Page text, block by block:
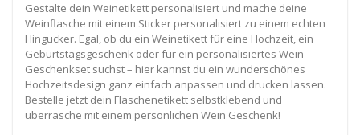
Gestalte dein Weinetikett personalisiert und mache deine
Weinflasche mit einem Sticker personalisiert zu einem echten
Hingucker. Egal, ob du ein Weinetikett für eine Hochzeit, ein
Geburtstagsgeschenk oder für ein personalisiertes Wein
Geschenkset suchst – hier kannst du ein wunderschönes
Hochzeitsdesign ganz einfach anpassen und drucken lassen.
Bestelle jetzt dein Flaschenetikett selbstklebend und
überrasche mit einem persönlichen Wein Geschenk!